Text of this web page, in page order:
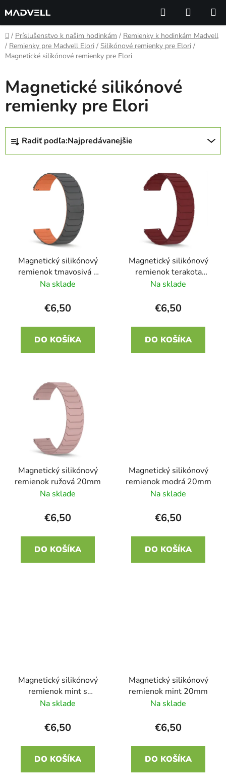
na
obsah
Hľadať
KOŠÍK
Domov
/ Príslušenstvo k našim hodinkám / Remienky k hodinkám Madvell
/ Remienky pre Madvell Elori / Silikónové remienky pre Elori /
Magnetické silikónové remienky pre Elori
Magnetické silikónové
remienky pre Elori
R
d
Radiť podľa:Najpredávanejšie
Magnetický silikónový
remienok tmavosivá s
oranžovou 20mm
Na sklade
€6,50
DO KOŠÍKA
Magnetický silikónový
remienok terakota
20mm
Na sklade
€6,50
DO KOŠÍKA
Magnetický silikónový
remienok ružová 20mm
Na sklade
€6,50
DO KOŠÍKA
Magnetický silikónový
remienok modrá 20mm
Na sklade
€6,50
DO KOŠÍKA
Magnetický silikónový
remienok mint s
béžovou 20mm
Na sklade
€6,50
DO KOŠÍKA
Magnetický silikónový
remienok mint 20mm
Na sklade
€6,50
DO KOŠÍKA